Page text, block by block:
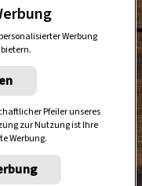
Werbung
Pfeiler unseres
zur Nutzung ist Ihre
Werbung.